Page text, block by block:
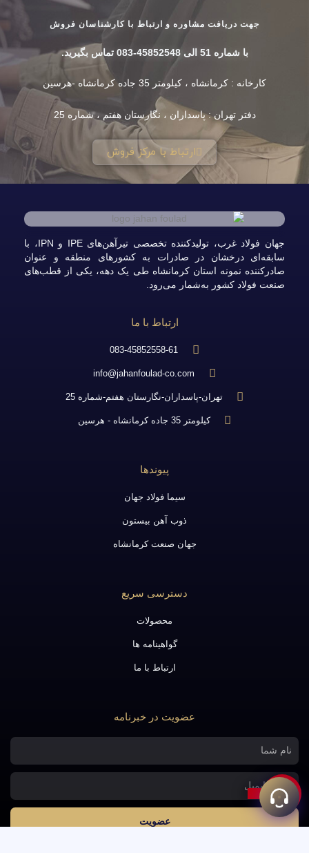
جهت دریافت مشاوره و ارتباط با کارشناسان فروش
با شماره 51 الی 45852548-083 تماس بگیرید.
کارخانه : کرمانشاه ، کیلومتر 35 جاده کرمانشاه -هرسین
دفتر تهران : پاسداران ، نگارستان هفتم ، شماره 25
ارتباط با مرکز فروش
جهان فولاد غرب، تولیدکننده تخصصی تیرآهن‌های IPE و IPN، با
سابقه‌ای درخشان در صادرات به کشورهای منطقه و عنوان
صادرکننده نمونه استان کرمانشاه طی یک دهه، یکی از قطب‌های
صنعت فولاد کشور به‌شمار می‌رود.
ارتباط با ما
083-45852558-61
info@jahanfoulad-co.com
تهران-پاسداران-نگارستان هفتم-شماره 25
کیلومتر 35 جاده کرمانشاه - هرسین
پیوندها
سیما فولاد جهان
ذوب آهن بیستون
جهان صنعت کرمانشاه
دسترسی سریع
محصولات
گواهینامه ها
ارتباط با ما
عضویت در خبرنامه
آدرس
ایمیل
عضویت